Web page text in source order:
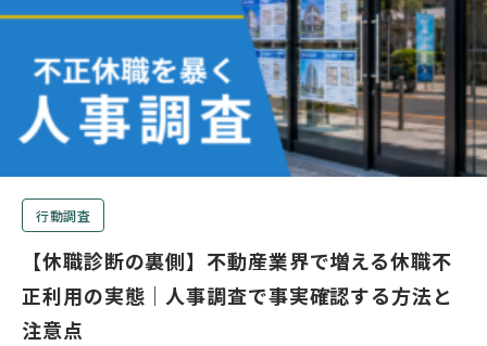
行動調査
【休職診断の裏側】不動産業界で増える休職不
正利用の実態｜人事調査で事実確認する方法と
注意点